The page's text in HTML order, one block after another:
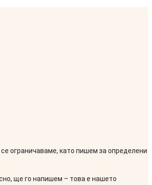
ограничаваме, като пишем за определени
ще го напишем – това е нашето